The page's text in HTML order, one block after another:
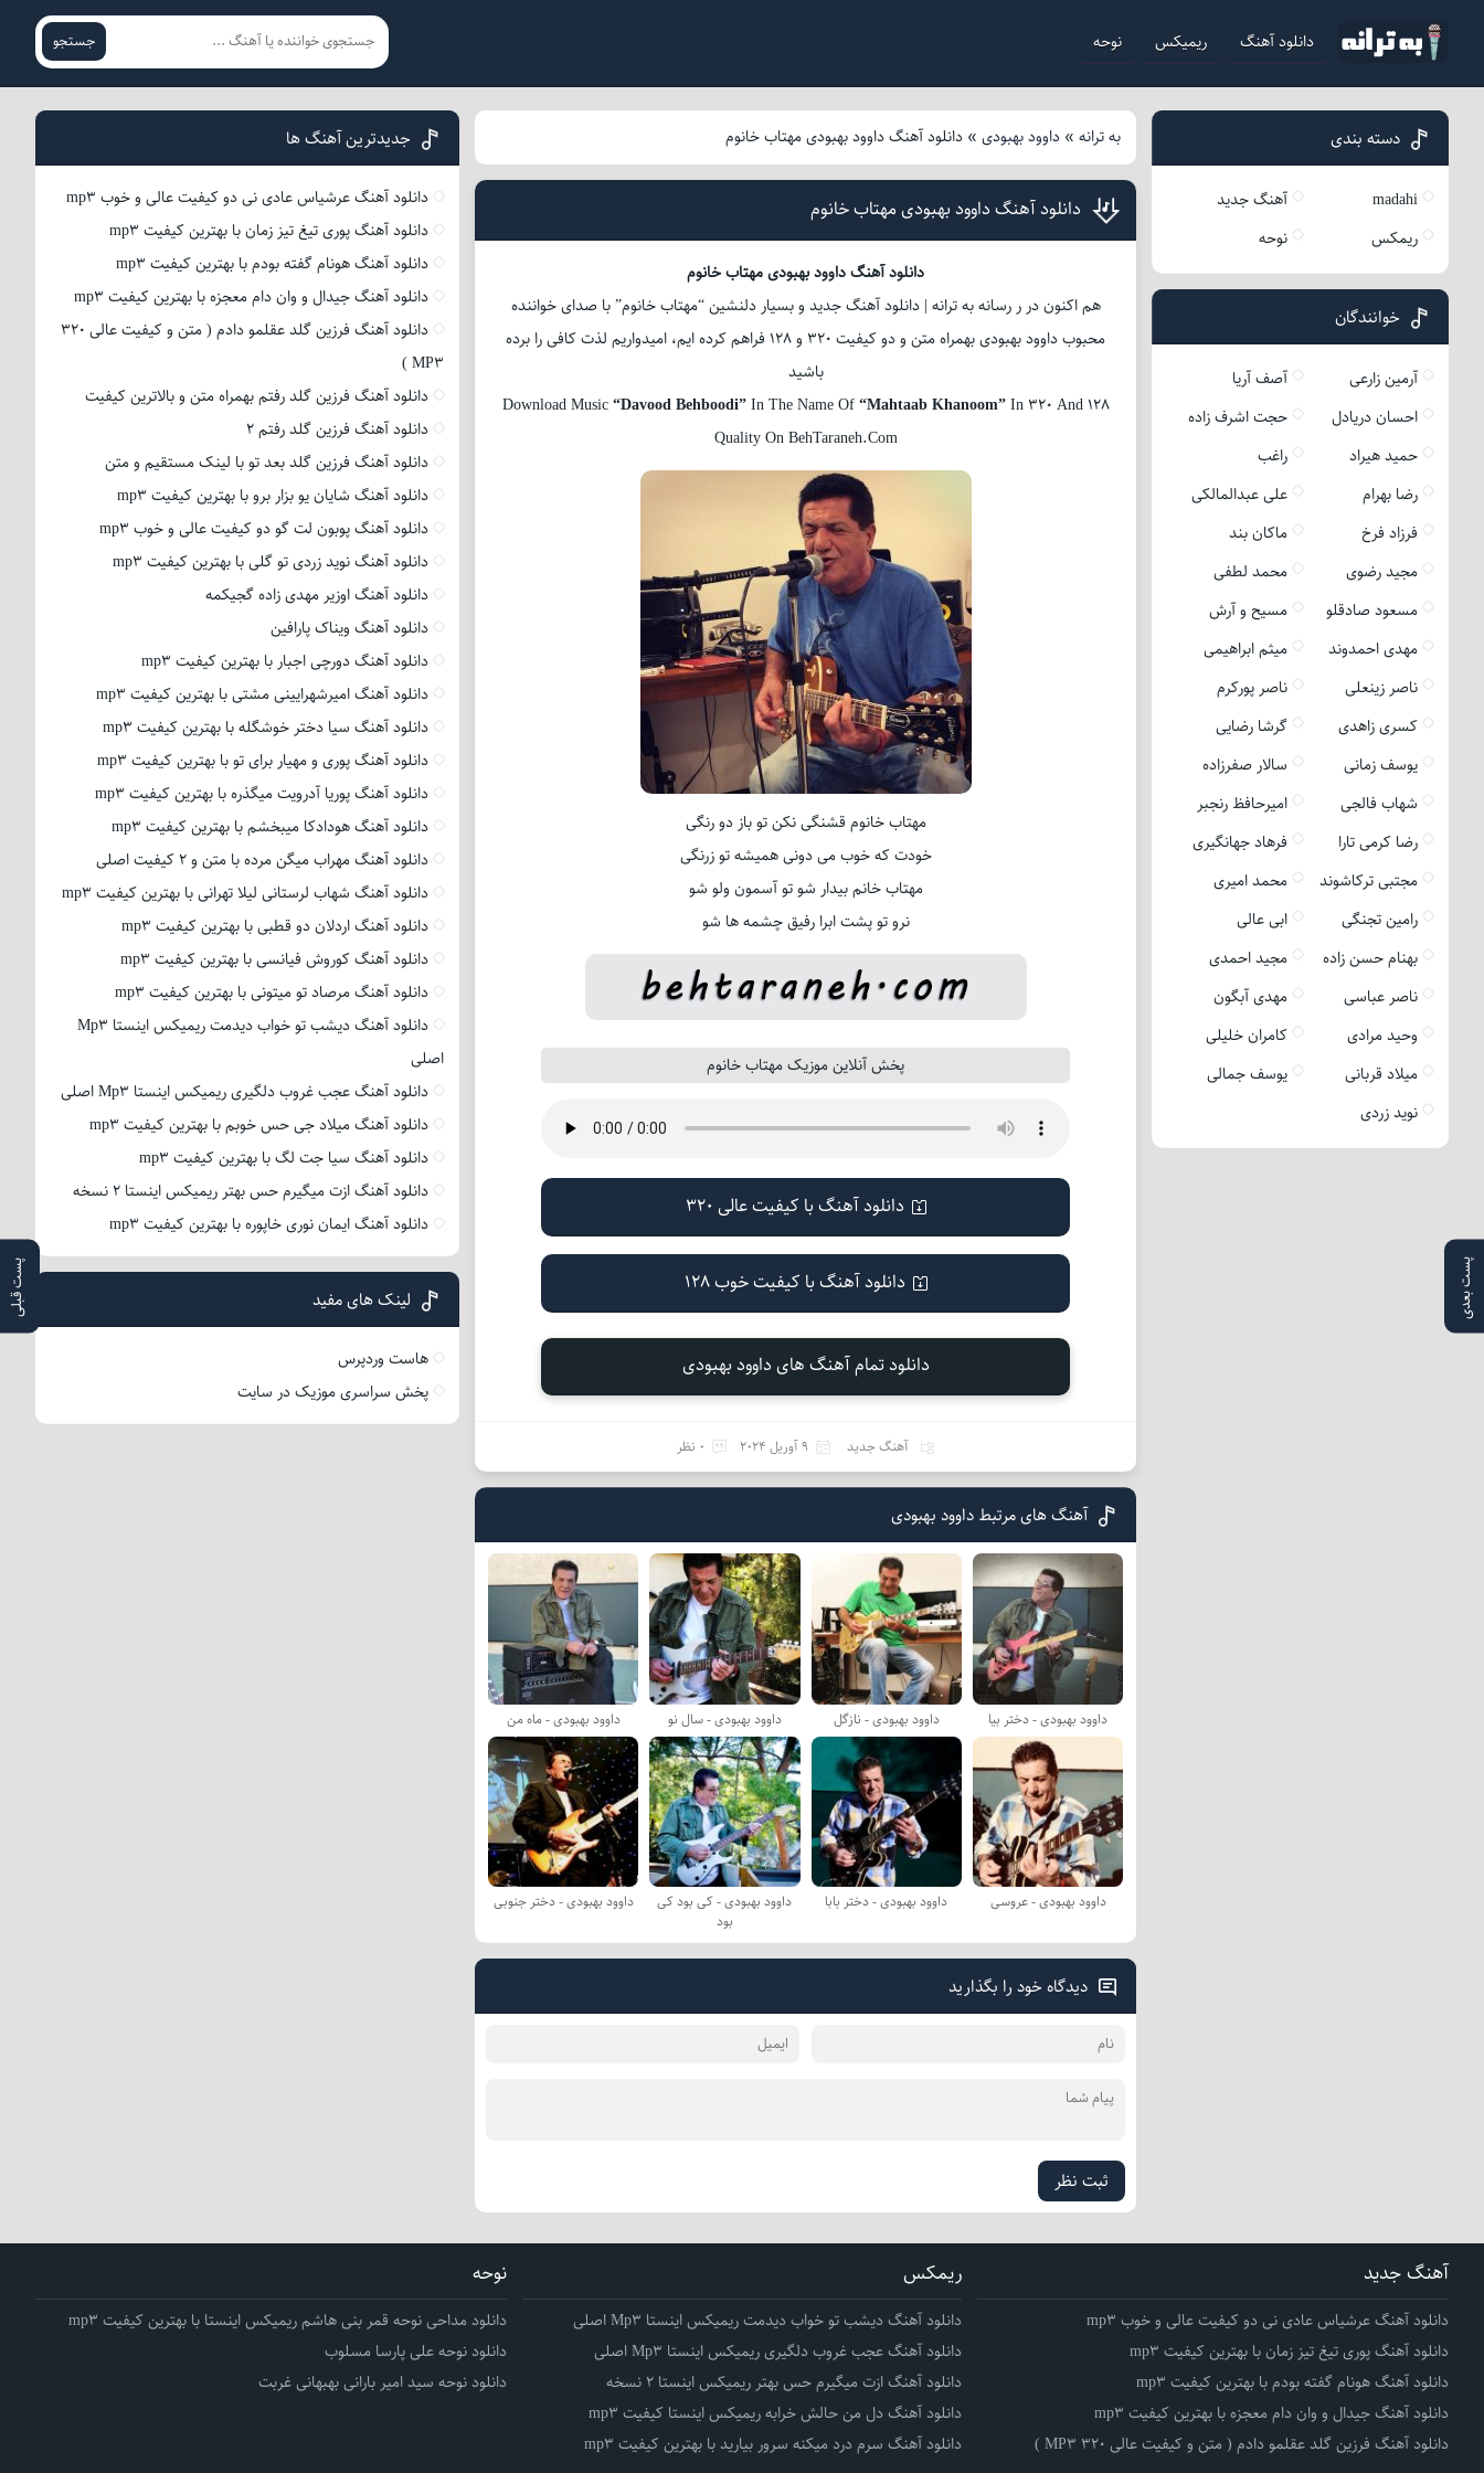
دانلود آهنگ ریمیکس نوحه جستجو
به ترانه» داوود بهبودی» دانلود آهنگ داوود بهبودی مهتاب خانوم
پست بعدی پست قبلی
دانلود آهنگ داوود بهبودی مهتاب خانوم
دانلود آهنگ داوود بهبودی مهتاب خانوم
هم اکنون در ر رسانه به ترانه | دانلود آهنگ جدید و بسیار دلنشین “مهتاب خانوم” با صدای خواننده
محبوب داوود بهبودی بهمراه متن و دو کیفیت 320 و 128 فراهم کرده ایم، امیدواریم لذت کافی را برده
باشید
Download Music“Davood Behboodi”In The Name Of“Mahtaab Khanoom”In 320 And 128
Quality On BehTaraneh.Com
مهتاب خانوم قشنگی نکن تو باز دو رنگی
خودت که خوب می دونی همیشه تو زرنگی
مهتاب خانم بیدار شو تو آسمون ولو شو
نرو تو پشت ابرا رفیق چشمه ها شو
پخش آنلاین موزیک مهتاب خانوم
دانلود آهنگ با کیفیت عالی 320
دانلود آهنگ با کیفیت خوب 128
دانلود تمام آهنگ های داوود بهبودی
آهنگ جدید 9 آوریل 2024 0 نظر
آهنگ های مرتبط داوود بهبودی
داوود بهبودی - دختر بیا داوود بهبودی - نازگل داوود بهبودی - سال نو داوود بهبودی - ماه من
داوود بهبودی - عروسی داوود بهبودی - دختر بابا
داوود بهبودی - کی بود کی
بود
داوود بهبودی - دختر جنوبی
دیدگاه خود را بگذارید
ثبت نظر
دسته بندی
madahi
آهنگ جدید
ریمکس
نوحه
خوانندگان
آرمین زارعی
آصف آریا
احسان دریادل
حجت اشرف زاده
حمید هیراد
راغب
رضا بهرام
علی عبدالمالکی
فرزاد فرخ
ماکان بند
مجید رضوی
محمد لطفی
مسعود صادقلو
مسیح و آرش
مهدی احمدوند
میثم ابراهیمی
ناصر زینعلی
ناصر پورکرم
کسری زاهدی
گرشا رضایی
یوسف زمانی
سالار صفرزاده
شهاب فالجی
امیرحافظ رنجبر
رضا کرمی تارا
فرهاد جهانگیری
مجتبی ترکاشوند
محمد امیری
رامین تجنگی
ابی عالی
بهنام حسن زاده
مجید احمدی
ناصر عباسی
مهدی آبگون
وحید مرادی
کامران خلیلی
میلاد قربانی
یوسف جمالی
نوید زردی
جدیدترین آهنگ ها
دانلود آهنگ عرشیاس عادی نی دو کیفیت عالی و خوب mp3
دانلود آهنگ پوری تیغ تیز زمان با بهترین کیفیت mp3
دانلود آهنگ هونام گفته بودم با بهترین کیفیت mp3
دانلود آهنگ جیدال و وان دام معجزه با بهترین کیفیت mp3
دانلود آهنگ فرزین گلد عقلمو دادم ( متن و کیفیت عالی 320
MP3 )
دانلود آهنگ فرزین گلد رفتم بهمراه متن و بالاترین کیفیت
دانلود آهنگ فرزین گلد رفتم 2
دانلود آهنگ فرزین گلد بعد تو با لینک مستقیم و متن
دانلود آهنگ شایان یو بزار برو با بهترین کیفیت mp3
دانلود آهنگ پوبون لت گو دو کیفیت عالی و خوب mp3
دانلود آهنگ نوید زردی تو گلی با بهترین کیفیت mp3
دانلود آهنگ اوزیر مهدی زاده گجیکمه
دانلود آهنگ ویناک پارافین
دانلود آهنگ دورچی اجبار با بهترین کیفیت mp3
دانلود آهنگ امیرشهرایینی مشتی با بهترین کیفیت mp3
دانلود آهنگ سیا دختر خوشگله با بهترین کیفیت mp3
دانلود آهنگ پوری و مهیار برای تو با بهترین کیفیت mp3
دانلود آهنگ پوریا آدرویت میگذره با بهترین کیفیت mp3
دانلود آهنگ هودادکا میبخشم با بهترین کیفیت mp3
دانلود آهنگ مهراب میگن مرده با متن و 2 کیفیت اصلی
دانلود آهنگ شهاب لرستانی لیلا تهرانی با بهترین کیفیت mp3
دانلود آهنگ اردلان دو قطبی با بهترین کیفیت mp3
دانلود آهنگ کوروش فیانسی با بهترین کیفیت mp3
دانلود آهنگ مرصاد تو میتونی با بهترین کیفیت mp3
دانلود آهنگ دیشب تو خواب دیدمت ریمیکس اینستا Mp3
اصلی
دانلود آهنگ عجب غروب دلگیری ریمیکس اینستا Mp3 اصلی
دانلود آهنگ میلاد جی حس خوبم با بهترین کیفیت mp3
دانلود آهنگ سیا جت لگ با بهترین کیفیت mp3
دانلود آهنگ ازت میگیرم حس بهتر ریمیکس اینستا 2 نسخه
دانلود آهنگ ایمان نوری خاپوره با بهترین کیفیت mp3
لینک های مفید
هاست وردپرس
پخش سراسری موزیک در سایت
آهنگ جدید
دانلود آهنگ عرشیاس عادی نی دو کیفیت عالی و خوب mp3
دانلود آهنگ پوری تیغ تیز زمان با بهترین کیفیت mp3
دانلود آهنگ هونام گفته بودم با بهترین کیفیت mp3
دانلود آهنگ جیدال و وان دام معجزه با بهترین کیفیت mp3
دانلود آهنگ فرزین گلد عقلمو دادم ( متن و کیفیت عالی 320 MP3 )
ریمکس
دانلود آهنگ دیشب تو خواب دیدمت ریمیکس اینستا Mp3 اصلی
دانلود آهنگ عجب غروب دلگیری ریمیکس اینستا Mp3 اصلی
دانلود آهنگ ازت میگیرم حس بهتر ریمیکس اینستا 2 نسخه
دانلود آهنگ دل من حالش خرابه ریمیکس اینستا کیفیت mp3
دانلود آهنگ سرم درد میکنه سرور بیارید با بهترین کیفیت mp3
نوحه
دانلود مداحی نوحه قمر بنی هاشم ریمیکس اینستا با بهترین کیفیت mp3
دانلود نوحه علی پارسا مسلوب
دانلود نوحه سید امیر بارانی بهبهانی غربت